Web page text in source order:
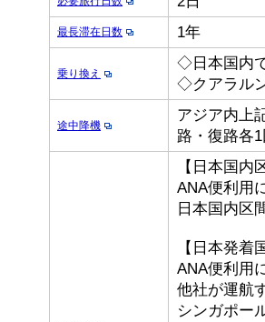
最長滞在日数 1年
乗り換え
◇日本国内
◇クアラル
途中降機
アジア内上
路・復路各
【日本国内
ANA便利用
日本国内区
【日本発着
ANA便利用
他社が運航
シンガポー